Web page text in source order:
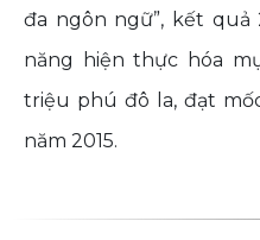
đa ngôn ngữ”, kết quả
năng hiện thực hóa
triệu phú đô la, đạt
năm 2015.